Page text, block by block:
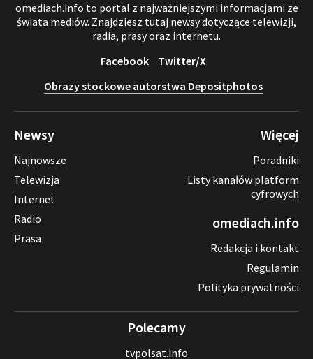
omediach.info to portal z najważniejszymi informacjami ze
świata mediów. Znajdziesz tutaj newsy dotyczące telewizji,
radia, prasy oraz internetu.
Facebook
Twitter/X
Obrazy stockowe autorstwa Depositphotos
Newsy
Najnowsze
Telewizja
Internet
Radio
Prasa
Więcej
Poradniki
Listy kanałów platform
cyfrowych
omediach.info
Redakcja i kontakt
Regulamin
Polityka prywatności
Polecamy
tvpolsat.info